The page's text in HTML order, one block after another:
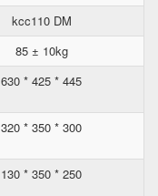
kcc110 DM
85 ± 10kg
630 * 425 * 445
320 * 350 * 300
130 * 350 * 250